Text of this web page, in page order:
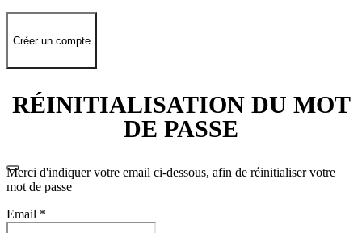
Créer un compte
RÉINITIALISATION DU MOT
DE PASSE
Merci d'indiquer votre email ci-dessous, afin de réinitialiser votre
mot de passe
Email *